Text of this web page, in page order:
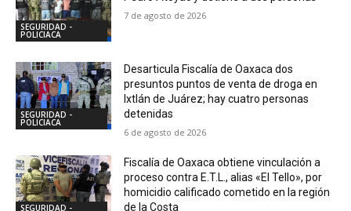
SEGURIDAD -
POLICIACA
7 de agosto de 2026
SEGURIDAD -
POLICIACA
Desarticula Fiscalía de Oaxaca dos
presuntos puntos de venta de droga en
Ixtlán de Juárez; hay cuatro personas
detenidas
6 de agosto de 2026
SEGURIDAD -
Fiscalía de Oaxaca obtiene vinculación a
proceso contra E.T.L., alias «El Tello», por
homicidio calificado cometido en la región
de la Costa